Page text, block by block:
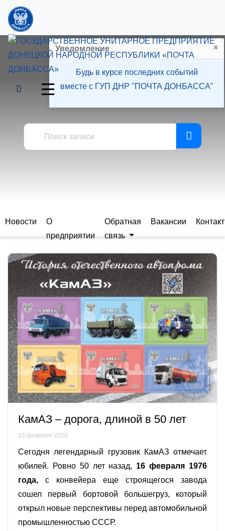
Пресс-центр
Новости
О
предприятии
Обратная
связь
Вакансии
КамАЗ – дорога, длиной в 50 лет
16 февраля 2026
Сегодня легендарный грузовик КамАЗ отмечает
юбилей. Ровно 50 лет назад, 16 февраля 1976
года, с конвейера еще строящегося завода
сошел первый бортовой большегруз, который
открыл новые перспективы перед автомобильной
промышленностью СССР.
Уведомление ×
Будь в курсе последних событий
вместе с ГУП ДНР "ПОЧТА ДОНБАССА"